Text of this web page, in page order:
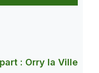
: Orry la Ville